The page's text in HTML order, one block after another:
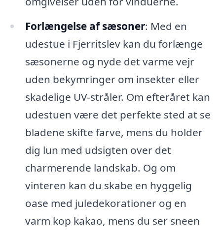
Forlængelse af sæsoner: Med en
udestue i Fjerritslev kan du forlænge
sæsonerne og nyde det varme vejr
uden bekymringer om insekter eller
skadelige UV-stråler. Om efteråret kan
udestuen være det perfekte sted at se
bladene skifte farve, mens du holder
dig lun med udsigten over det
charmerende landskab. Og om
vinteren kan du skabe en hyggelig
oase med juledekorationer og en
varm kop kakao, mens du ser sneen